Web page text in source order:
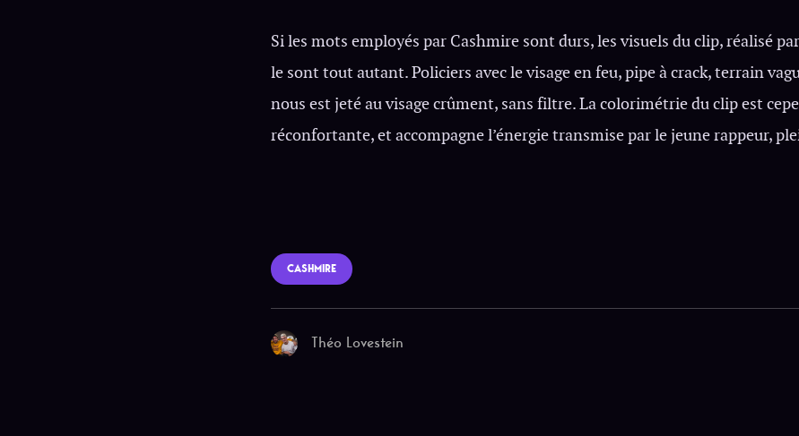
Si les mots employés par Cashmire sont durs, les visuels du clip, réalisé par
le sont tout autant. Policiers avec le visage en feu, pipe à crack, terrain
nous est jeté au visage crûment, sans filtre. La colorimétrie du clip est
réconfortante, et accompagne l’énergie transmise par le jeune rappeur,
CASHMIRE
Théo Lovestein